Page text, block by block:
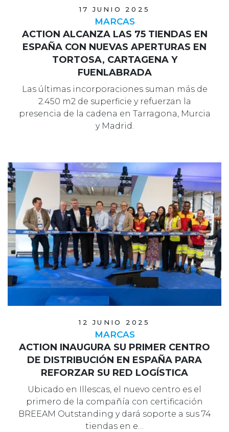
17 JUNIO 2025
MARCAS
ACTION ALCANZA LAS 75 TIENDAS EN
ESPAÑA CON NUEVAS APERTURAS EN
TORTOSA, CARTAGENA Y
FUENLABRADA
Las últimas incorporaciones suman más de
2.450 m2 de superficie y refuerzan la
presencia de la cadena en Tarragona, Murcia
y Madrid.
12 JUNIO 2025
MARCAS
ACTION INAUGURA SU PRIMER CENTRO
DE DISTRIBUCIÓN EN ESPAÑA PARA
REFORZAR SU RED LOGÍSTICA
Ubicado en Illescas, el nuevo centro es el
primero de la compañía con certificación
BREEAM Outstanding y dará soporte a sus 74
tiendas en e…